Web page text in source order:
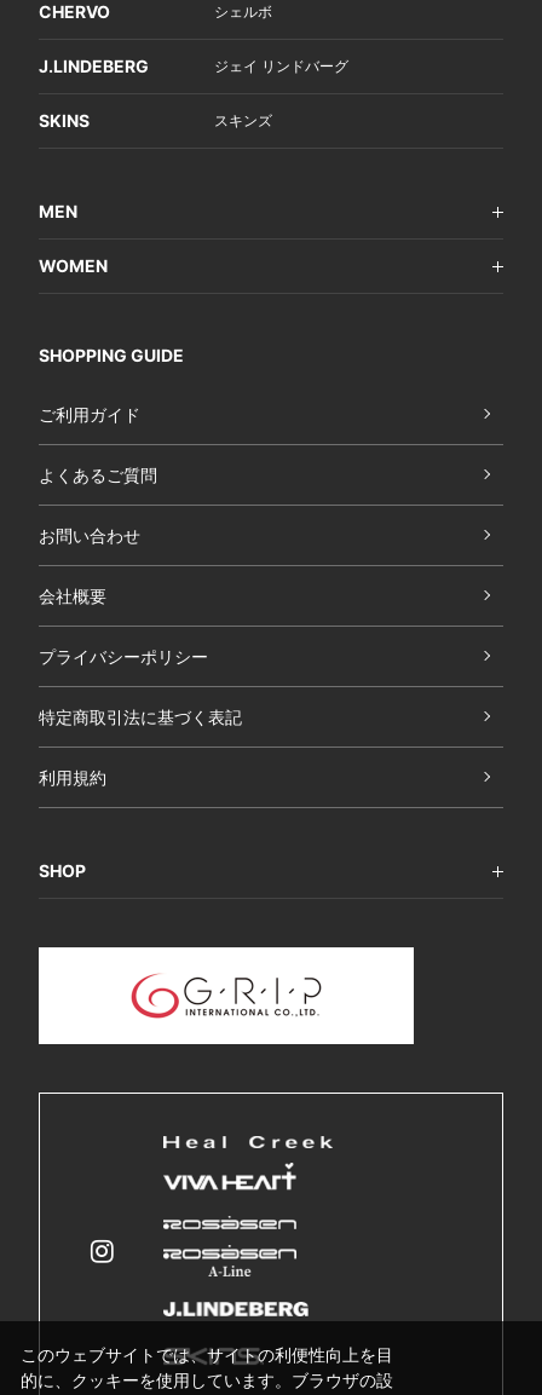
CHERVO シェルボ
J.LINDEBERG ジェイ リンドバーグ
SKINS スキンズ
MEN
WOMEN
SHOPPING GUIDE
ご利用ガイド
よくあるご質問
お問い合わせ
会社概要
プライバシーポリシー
特定商取引法に基づく表記
利用規約
SHOP
このウェブサイトでは、サイトの利便性向上を目
的に、クッキーを使用しています。ブラウザの設